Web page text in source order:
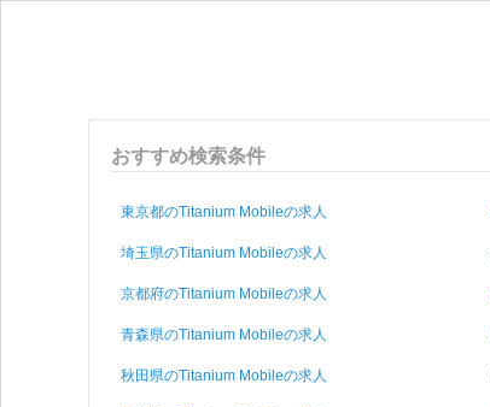
おすすめ検索条件
東京都のTitanium Mobileの求人
埼玉県のTitanium Mobileの求人
京都府のTitanium Mobileの求人
青森県のTitanium Mobileの求人
秋田県のTitanium Mobileの求人